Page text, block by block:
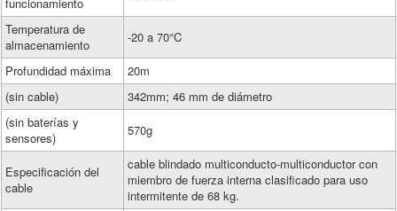
Temperatura de
almacenamiento
-20 a 70°C
Profundidad máxima
20m
(sin cable)
342mm; 46 mm de diámetro
(sin baterías y
sensores)
570g
Especificación del
cable
cable blindado multiconducto-multiconductor con
miembro de fuerza interna clasificado para uso
intermitente de 68 kg.